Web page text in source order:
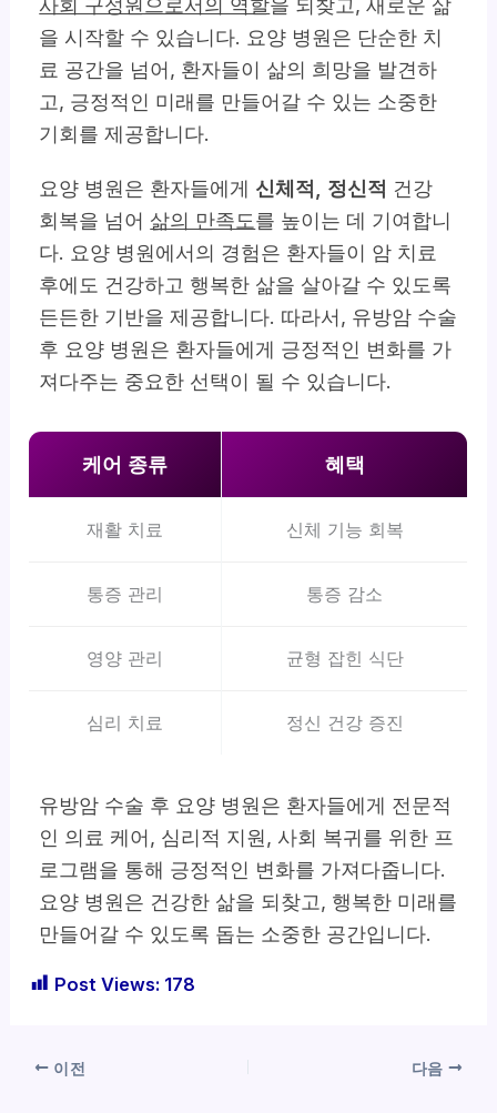
사회 구성원으로서의 역할을 되찾고, 새로운 삶
을 시작할 수 있습니다. 요양 병원은 단순한 치
료 공간을 넘어, 환자들이 삶의 희망을 발견하
고, 긍정적인 미래를 만들어갈 수 있는 소중한
기회를 제공합니다.
요양 병원은 환자들에게 신체적, 정신적 건강
회복을 넘어 삶의 만족도를 높이는 데 기여합니
다. 요양 병원에서의 경험은 환자들이 암 치료
후에도 건강하고 행복한 삶을 살아갈 수 있도록
든든한 기반을 제공합니다. 따라서, 유방암 수술
후 요양 병원은 환자들에게 긍정적인 변화를 가
져다주는 중요한 선택이 될 수 있습니다.
케어 종류 혜택
재활 치료 신체 기능 회복
통증 관리 통증 감소
영양 관리 균형 잡힌 식단
심리 치료 정신 건강 증진
유방암 수술 후 요양 병원은 환자들에게 전문적
인 의료 케어, 심리적 지원, 사회 복귀를 위한 프
로그램을 통해 긍정적인 변화를 가져다줍니다.
요양 병원은 건강한 삶을 되찾고, 행복한 미래를
만들어갈 수 있도록 돕는 소중한 공간입니다.
Post Views: 178
이전 다음